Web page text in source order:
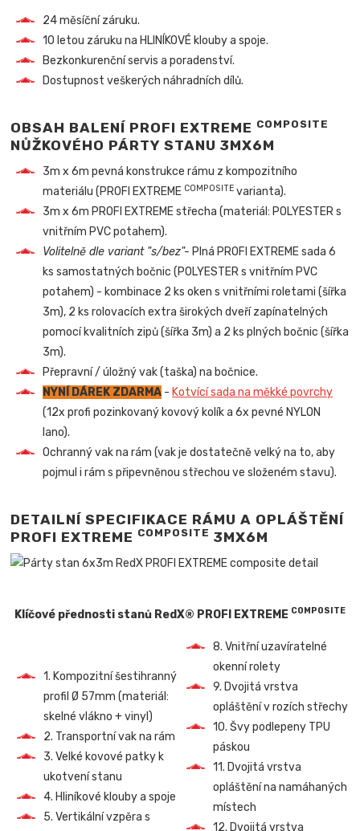
24 měsíční záruku.
10 letou záruku na HLINÍKOVÉ klouby a spoje.
Bezkonkurenční servis a poradenství.
Dostupnost veškerých náhradních dílů.
OBSAH BALENÍ PROFI EXTREME COMPOSITE
NŮŽKOVÉHO PÁRTY STANU 3MX6M
3m x 6m pevná konstrukce rámu z kompozitního
materiálu (PROFI EXTREME COMPOSITE varianta).
3m x 6m PROFI EXTREME střecha (materiál: POLYESTER s
vnitřním PVC potahem).
Volitelně dle variant "s/bez"- Plná PROFI EXTREME sada 6
ks samostatných bočnic (POLYESTER s vnitřním PVC
potahem) - kombinace 2 ks oken s vnitřními roletami (šířka
3m), 2 ks rolovacích extra širokých dveří zapínatelných
pomocí kvalitních zipů (šířka 3m) a 2 ks plných bočnic (šířka
3m).
Přepravní / úložný vak (taška) na bočnice.
NYNÍ DÁREK ZDARMA - Kotvící sada na měkké povrchy
(12x profi pozinkovaný kovový kolík a 6x pevné NYLON
lano).
Ochranný vak na rám (vak je dostatečně velký na to, aby
pojmul i rám s připevněnou střechou ve složeném stavu).
DETAILNÍ SPECIFIKACE RÁMU A OPLÁŠTĚNÍ
PROFI EXTREME COMPOSITE 3MX6M
Klíčové přednosti stanů RedX® PROFI EXTREME COMPOSITE
1. Kompozitní šestihranný
profil Ø 57mm (materiál:
skelné vlákno + vinyl)
2. Transportní vak na rám
3. Velké kovové patky k
ukotvení stanu
4. Hliníkové klouby a spoje
5. Vertikální vzpěra s
8. Vnitřní uzavíratelné
okenní rolety
9. Dvojitá vrstva
opláštění v rozích střechy
10. Švy podlepeny TPU
páskou
11. Dvojitá vrstva
opláštění na namáhaných
místech
12. Dvojitá vrstva